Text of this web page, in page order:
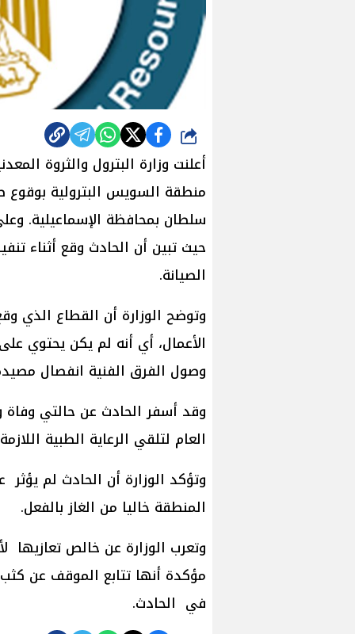
شارك
منطقة السويس البترولية
سلطان بمحافظة الإسماعيلية.
حيث تبين أن الحادث وقع أثناء
الصيانة.
وتوضح الوزارة أن القطاع الذي
الأعمال، أي أنه لم يكن يحتوي
وصول الفرق الفنية انفصال
العام لتلقي الرعاية الطبية
وتؤكد الوزارة أن الحادث لم
المنطقة خاليا من الغاز بالفعل.
وتعرب الوزارة عن خالص تعازيها
مؤكدة أنها تتابع الموقف عن كثب
في الحادث.